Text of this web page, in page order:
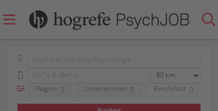
Berufsfeld
Region Unternehmen